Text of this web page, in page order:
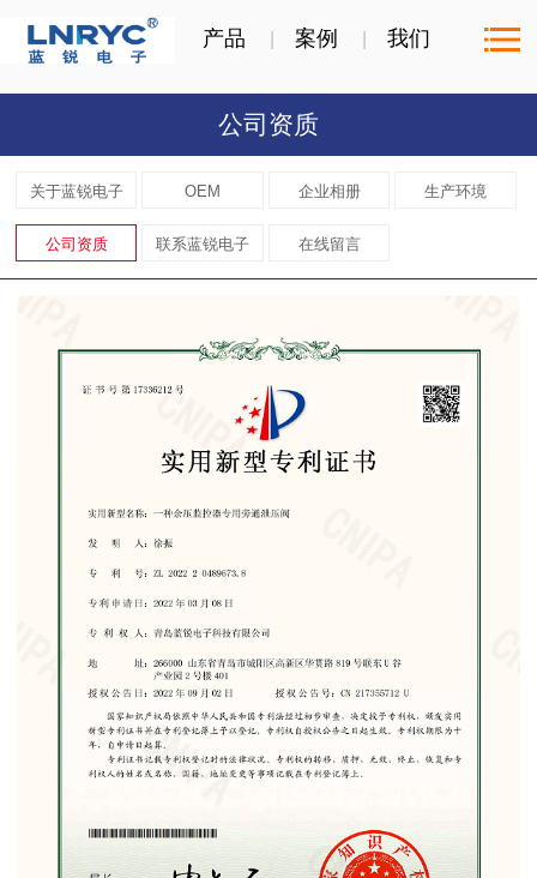
产品 案例 我们
公司资质
关于蓝锐电子 OEM 企业相册 生产环境
公司资质 联系蓝锐电子 在线留言